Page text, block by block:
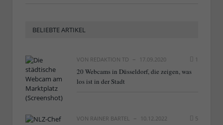
BELIEBTE ARTIKEL
VON REDAKTION TD 17.09.2020 1
20 Webcams in Düsseldorf, die zeigen, was
los ist in der Stadt
VON RAINER BARTEL 10.12.2022 5